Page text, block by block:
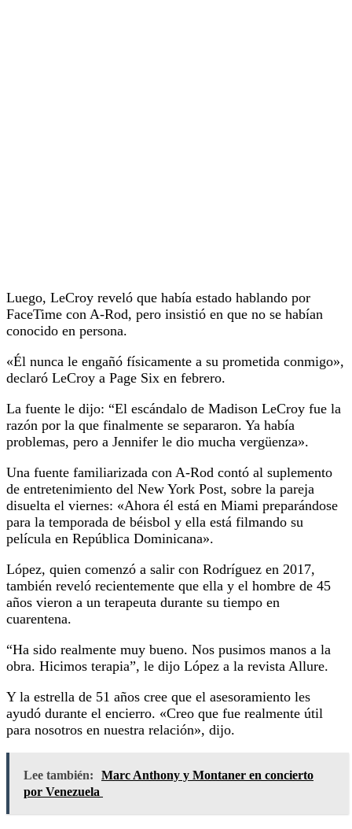
Luego, LeCroy reveló que había estado hablando por
FaceTime con A-Rod, pero insistió en que no se habían
conocido en persona.
«Él nunca le engañó físicamente a su prometida conmigo»,
declaró LeCroy a Page Six en febrero.
La fuente le dijo: “El escándalo de Madison LeCroy fue la
razón por la que finalmente se separaron. Ya había
problemas, pero a Jennifer le dio mucha vergüenza».
Una fuente familiarizada con A-Rod contó al suplemento
de entretenimiento del New York Post, sobre la pareja
disuelta el viernes: «Ahora él está en Miami preparándose
para la temporada de béisbol y ella está filmando su
película en República Dominicana».
López, quien comenzó a salir con Rodríguez en 2017,
también reveló recientemente que ella y el hombre de 45
años vieron a un terapeuta durante su tiempo en
cuarentena.
“Ha sido realmente muy bueno. Nos pusimos manos a la
obra. Hicimos terapia”, le dijo López a la revista Allure.
Y la estrella de 51 años cree que el asesoramiento les
ayudó durante el encierro. «Creo que fue realmente útil
para nosotros en nuestra relación», dijo.
Lee también:
Marc Anthony y Montaner en concierto
por Venezuela